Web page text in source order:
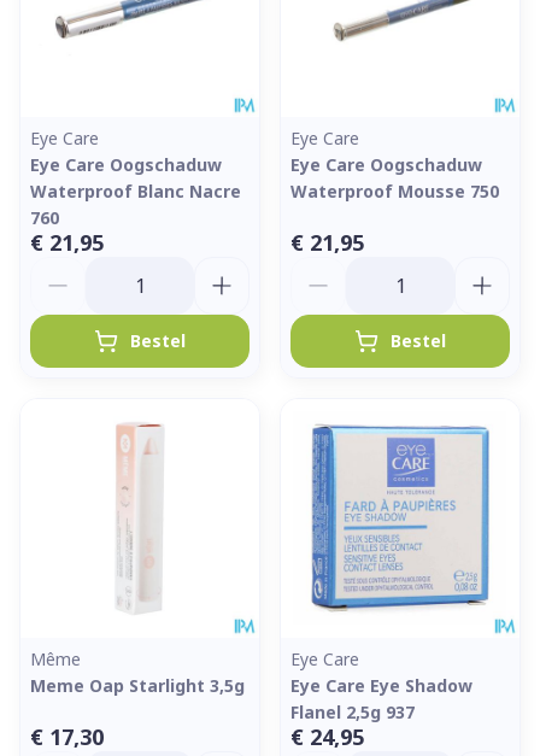
Eye Care
Eye Care Oogschaduw
Waterproof Blanc Nacre
760
€ 21,95
Bestel
Eye Care
Eye Care Oogschaduw
Waterproof Mousse 750
€ 21,95
Bestel
Même
Meme Oap Starlight 3,5g
€ 17,30
Eye Care
Eye Care Eye Shadow
Flanel 2,5g 937
€ 24,95